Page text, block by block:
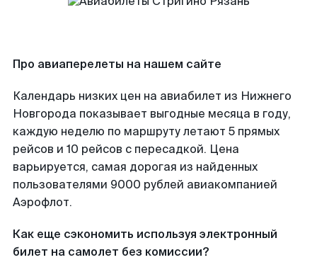
Про авиаперелеты на нашем сайте
Календарь низких цен на авиабилет из Нижнего
Новгорода показывает выгодные месяца в году,
каждую неделю по маршруту летают 5 прямых
рейсов и 10 рейсов с пересадкой. Цена
варьируется, самая дорогая из найденных
пользователями 9000 рублей авиакомпанией
Аэрофлот.
Как еще сэкономить используя электронный
билет на самолет без комиссии?